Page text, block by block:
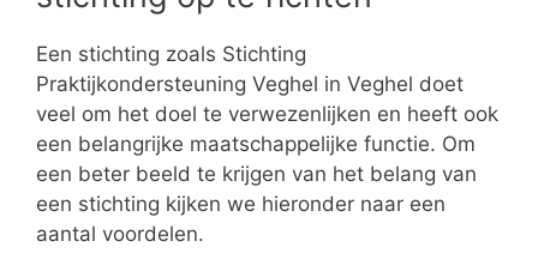
Een stichting zoals Stichting
Praktijkondersteuning Veghel in Veghel doet
veel om het doel te verwezenlijken en heeft ook
een belangrijke maatschappelijke functie. Om
een beter beeld te krijgen van het belang van
een stichting kijken we hieronder naar een
aantal voordelen.